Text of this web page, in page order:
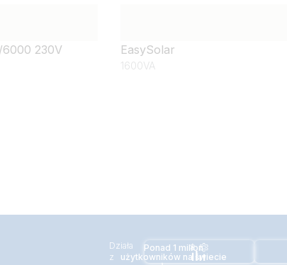
230V
EasySolar
1600VA
Ponad 1 milion
użytkowników na świecie
Działa
z